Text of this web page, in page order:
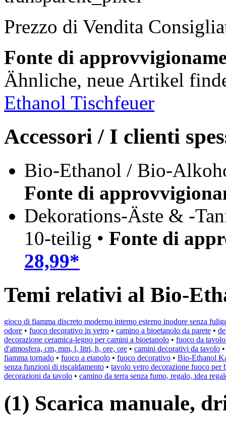
Prezzo di Vendita
Fonte di
Ähnliche, neue Artikel
Ethanol Tischfeuer
Accessori / I clienti
Bio-Ethanol / Bio-
Fonte di
Dekorations-Äste & -
10-teilig • Fonte di
28,99*
Temi relativi al Bio-
gioco di fiamma discreto moderno interno esterno inodore senza
odore • fuoco decorativo in vetro • camino a bioetanolo da parete •
decorazione ceramica-legno per camini a bioetanolo • fuoco da
d'atmosfera, cm, mm, l, litri, h, ore, ore • camini decorativi da tavolo
fiamma tornado • fuoco a etanolo • fuoco decorativo • Bio-Ethanol
senza funzioni di riscaldamento • tavolo vetro decorazione fuoco per
decorazioni da tavolo • camino da terra senza fumo, regalo, idea
(1) Scarica manuale,